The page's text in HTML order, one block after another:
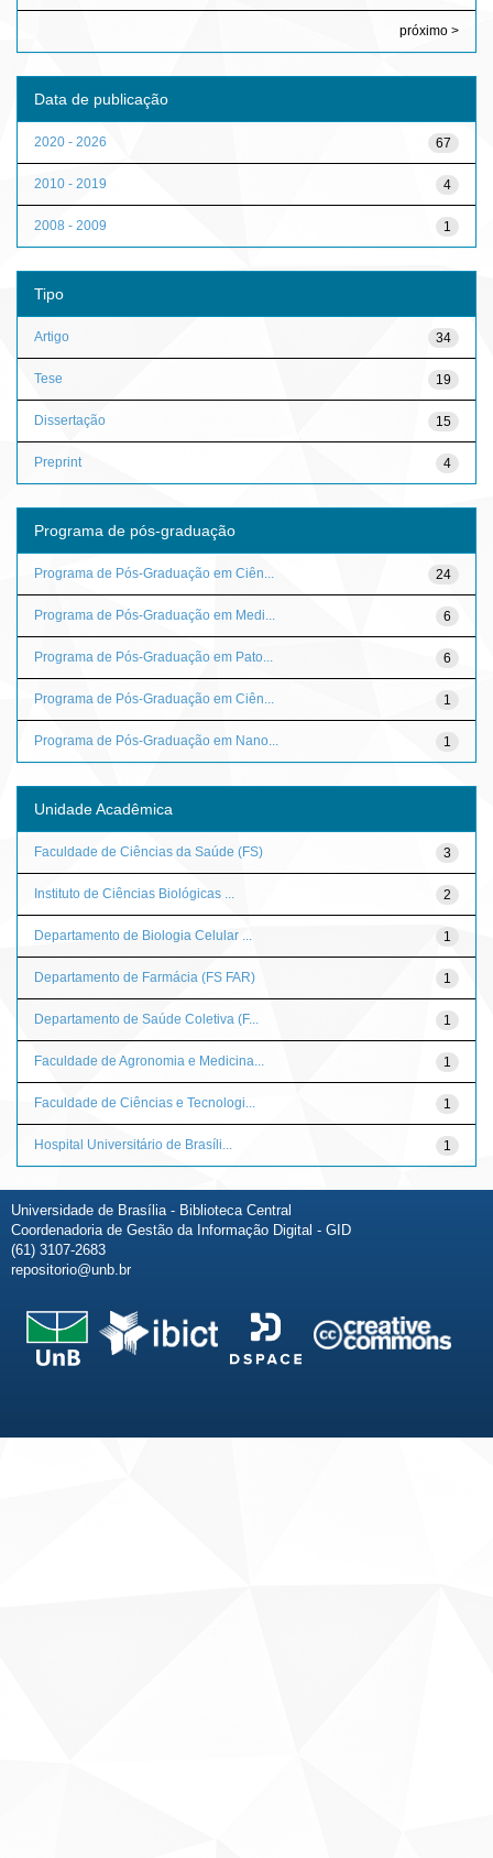
próximo >
Data de publicação
67
2020 - 2026
4
2010 - 2019
1
2008 - 2009
Tipo
34
Artigo
19
Tese
15
Dissertação
4
Preprint
Programa de pós-graduação
24
Programa de Pós-Graduação em Ciên...
6
Programa de Pós-Graduação em Medi...
6
Programa de Pós-Graduação em Pato...
1
Programa de Pós-Graduação em Ciên...
1
Programa de Pós-Graduação em Nano...
Unidade Acadêmica
3
Faculdade de Ciências da Saúde (FS)
2
Instituto de Ciências Biológicas ...
1
Departamento de Biologia Celular ...
1
Departamento de Farmácia (FS FAR)
1
Departamento de Saúde Coletiva (F...
1
Faculdade de Agronomia e Medicina...
1
Faculdade de Ciências e Tecnologi...
1
Hospital Universitário de Brasíli...
Universidade de Brasília - Biblioteca Central
Coordenadoria de Gestão da Informação Digital - GID
(61) 3107-2683
repositorio@unb.br